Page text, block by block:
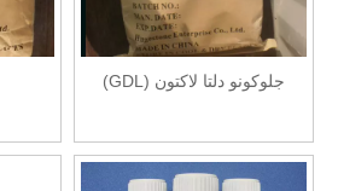
جلوكونو دلتا لاكتون (GDL)